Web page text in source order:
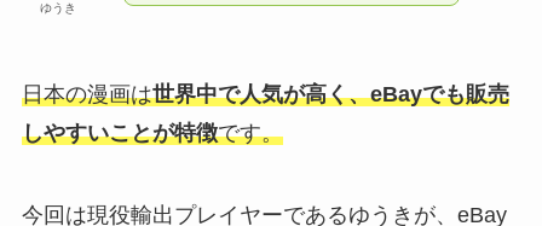
ゆうき
日本の漫画は世界中で人気が高く、eBayでも販売
しやすいことが特徴です。
今回は現役輸出プレイヤーであるゆうきが、eBay